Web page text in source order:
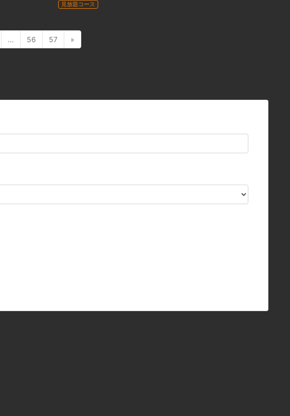
見放題コース
... 56 57 »